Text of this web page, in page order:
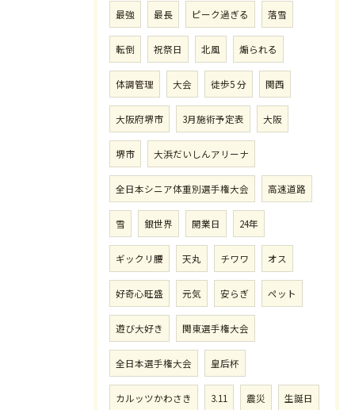
最強 最長 ピーク過ぎる 落雪
転倒 祝祭日 北風 煽られる
体調管理 大会 徒歩5 分 関西
大阪府堺市 3月施術予定表 大阪
堺市 大浜だいしんアリーナ
全日本シニア体重別選手権大会 高速道路
雪 銀世界 開業日 24年
ギックリ腰 天丸 チワワ オス
好奇心旺盛 元気 安らぎ ペット
遊び大好き 関東選手権大会
全日本選手権大会 皇后杯
カルッツかわさき 3.11 震災 生誕日